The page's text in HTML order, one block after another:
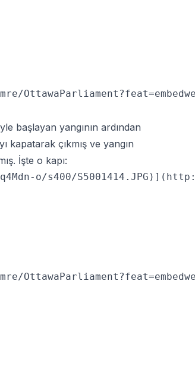
başlayan yangının ardından
kapatarak çıkmış ve yangın
İşte o kapı:
o/s400/